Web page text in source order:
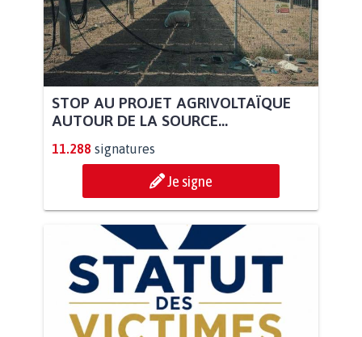
STOP AU PROJET AGRIVOLTAÏQUE
AUTOUR DE LA SOURCE...
11.288 signatures
Je signe